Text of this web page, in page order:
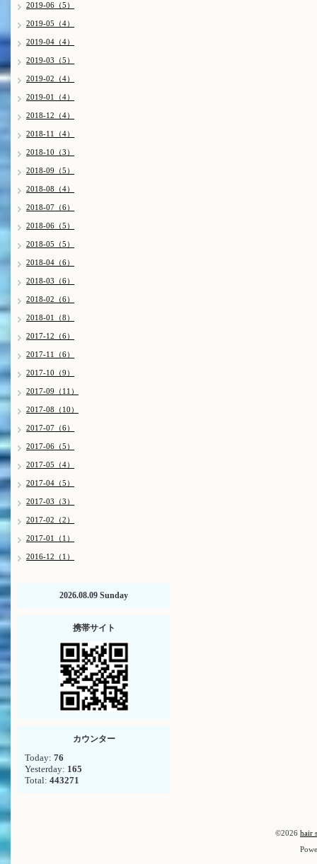
2019-06（5）
2019-05（4）
2019-04（4）
2019-03（5）
2019-02（4）
2019-01（4）
2018-12（4）
2018-11（4）
2018-10（3）
2018-09（5）
2018-08（4）
2018-07（6）
2018-06（5）
2018-05（5）
2018-04（6）
2018-03（6）
2018-02（6）
2018-01（8）
2017-12（6）
2017-11（6）
2017-10（9）
2017-09（11）
2017-08（10）
2017-07（6）
2017-06（5）
2017-05（4）
2017-04（5）
2017-03（3）
2017-02（2）
2017-01（1）
2016-12（1）
2026.08.09 Sunday
携帯サイト
カウンター
Today: 76
Yesterday: 165
Total: 443271
©2026 hair